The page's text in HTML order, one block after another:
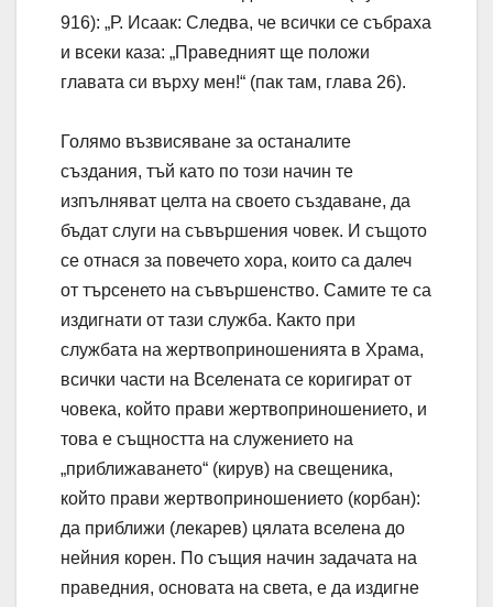
916): „Р. Исаак: Следва, че всички се събраха
и всеки каза: „Праведният ще положи
главата си върху мен!“ (пак там, глава 26).
Голямо възвисяване за останалите
създания, тъй като по този начин те
изпълняват целта на своето създаване, да
бъдат слуги на съвършения човек. И същото
се отнася за повечето хора, които са далеч
от търсенето на съвършенство. Самите те са
издигнати от тази служба. Както при
службата на жертвоприношенията в Храма,
всички части на Вселената се коригират от
човека, който прави жертвоприношението, и
това е същността на служението на
„приближаването“ (кирув) на свещеника,
който прави жертвоприношението (корбан):
да приближи (лекарев) цялата вселена до
нейния корен. По същия начин задачата на
праведния, основата на света, е да издигне